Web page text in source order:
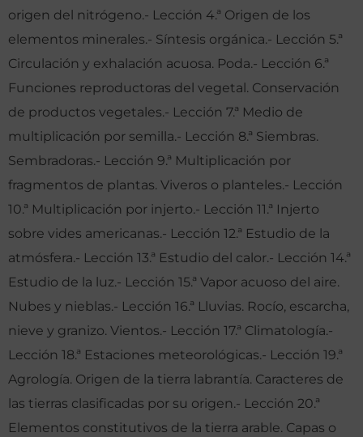
origen del nitrógeno.- Lección 4.ª Origen de los
elementos minerales.- Síntesis orgánica.- Lección 5.ª
Circulación y exhalación acuosa. Poda.- Lección 6.ª
Funciones reproductoras del vegetal. Conservación
de productos vegetales.- Lección 7.ª Medio de
multiplicación por semilla.- Lección 8.ª Siembras.
Sembradoras.- Lección 9.ª Multiplicación por
fragmentos de plantas. Viveros o planteles.- Lección
10.ª Multiplicación por injerto.- Lección 11.ª Injerto
sobre vides americanas.- Lección 12.ª Estudio de la
atmósfera.- Lección 13.ª Estudio del calor.- Lección 14.ª
Estudio de la luz.- Lección 15.ª Vapor acuoso del aire.
Nubes y nieblas.- Lección 16.ª Lluvias. Rocío, escarcha,
nieve y granizo. Vientos.- Lección 17.ª Climatología.-
Lección 18.ª Estaciones meteorológicas.- Lección 19.ª
Agrología. Origen de la tierra labrantía. Caracteres de
las tierras clasificadas por su origen.- Lección 20.ª
Elementos constitutivos de la tierra arable. Capas o